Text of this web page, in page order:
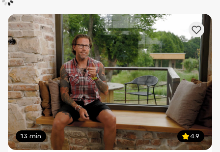
13 min 4.9